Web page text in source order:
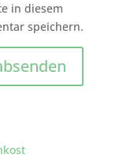
in diesem
speichern.